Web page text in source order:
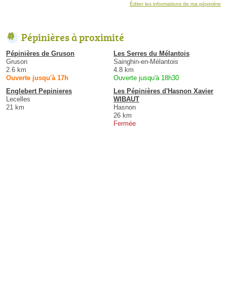
Éditer les informations de ma pépinière
Pépinières à proximité
Pépinières de Gruson
Gruson
2.6 km
Ouverte jusqu'à 17h
Les Serres du Mélantois
Sainghin-en-Mélantois
4.8 km
Ouverte jusqu'à 18h30
Englebert Pepinieres
Lecelles
21 km
Les Pépinières d'Hasnon Xavier
WIBAUT
Hasnon
26 km
Fermée